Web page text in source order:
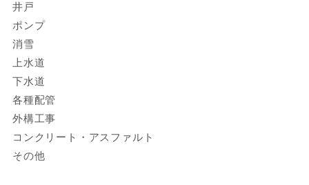
井戸
ポンプ
消雪
上水道
下水道
各種配管
外構工事
コンクリート・アスファルト
その他